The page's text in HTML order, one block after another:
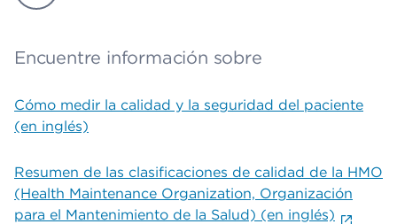
Encuentre información sobre
Cómo medir la calidad y la seguridad del paciente
(en inglés)
Resumen de las clasificaciones de calidad de la HMO
(Health Maintenance Organization, Organización
para el Mantenimiento de la Salud) (en inglés)